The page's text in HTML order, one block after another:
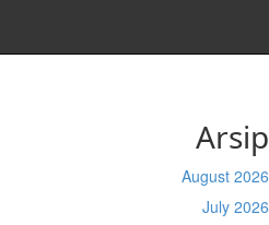
Arsip
August 2026
July 2026